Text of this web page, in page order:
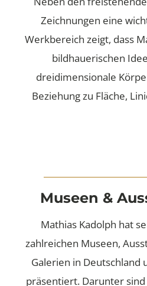
Zeichnungen eine
Werkbereich zeigt, dass
bildhauerischen
dreidimensionale
Beziehung zu Fläche,
Museen &
Mathias Kadolph hat
zahlreichen Museen,
Galerien in Deutschland
präsentiert. Darunter